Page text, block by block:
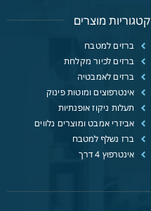
קטגוריות מוצרים
ברזים למטבח
ברזים לכיור מקלחת
ברזים לאמבטיה
אינטרפוצים ומוטות פינוק
תעלות ניקוז אופנתיות
אביזרי אמבט ומוצרים נלווים
ברז נשלף למטבח
אינטרפוץ 4 דרך